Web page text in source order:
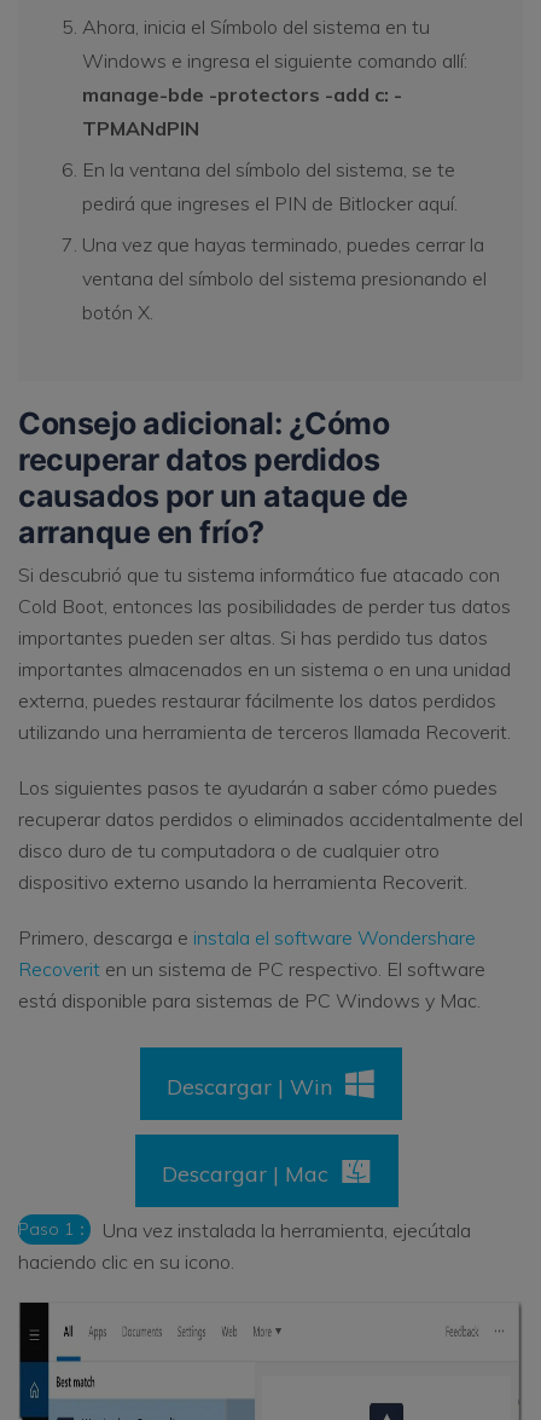
Ahora, inicia el Símbolo del sistema en tu
Windows e ingresa el siguiente comando allí:
manage-bde -protectors -add c: -
TPMANdPIN
En la ventana del símbolo del sistema, se te
pedirá que ingreses el PIN de Bitlocker aquí.
Una vez que hayas terminado, puedes cerrar la
ventana del símbolo del sistema presionando el
botón X.
Consejo adicional: ¿Cómo
recuperar datos perdidos
causados ​​por un ataque de
arranque en frío?
Si descubrió que tu sistema informático fue atacado con
Cold Boot, entonces las posibilidades de perder tus datos
importantes pueden ser altas. Si has perdido tus datos
importantes almacenados en un sistema o en una unidad
externa, puedes restaurar fácilmente los datos perdidos
utilizando una herramienta de terceros llamada Recoverit.
Los siguientes pasos te ayudarán a saber cómo puedes
recuperar datos perdidos o eliminados accidentalmente del
disco duro de tu computadora o de cualquier otro
dispositivo externo usando la herramienta Recoverit.
Primero, descarga e instala el software Wondershare
Recoverit en un sistema de PC respectivo. El software
está disponible para sistemas de PC Windows y Mac.
Descargar | Win
Descargar | Mac
Paso 1：
Una vez instalada la herramienta, ejecútala
haciendo clic en su icono.